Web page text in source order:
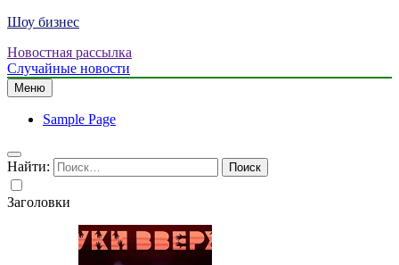
Шоу бизнес
Новостная рассылка
Случайные новости
Меню
Sample Page
Найти:
Заголовки